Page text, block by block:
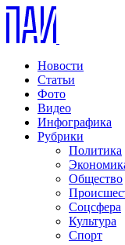
Новости
Статьи
Фото
Видео
Инфографика
Рубрики
Политика
Общество
Соцсфера
Культура
Спорт